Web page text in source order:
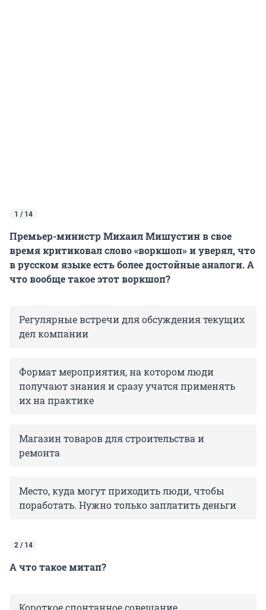
1 / 14
Премьер-министр Михаил Мишустин в свое
время критиковал слово «воркшоп» и уверял, что
в русском языке есть более достойные аналоги. А
что вообще такое этот воркшоп?
Регулярные встречи для обсуждения текущих
дел компании
Формат мероприятия, на котором люди
получают знания и сразу учатся применять
их на практике
Магазин товаров для строительства и
ремонта
Место, куда могут приходить люди, чтобы
поработать. Нужно только заплатить деньги
2 / 14
А что такое митап?
Короткое спонтанное совещание